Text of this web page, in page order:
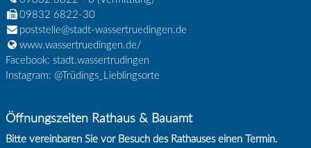
09832 6822-30
poststelle@stadt-wassertruedingen.de
www.wassertruedingen.de/
Facebook: stadt.wassertrudingen
Instagram: @Trüdings_Lieblingsorte
Öffnungszeiten Rathaus & Bauamt
Bitte vereinbaren Sie vor Besuch des Rathauses einen Termin.